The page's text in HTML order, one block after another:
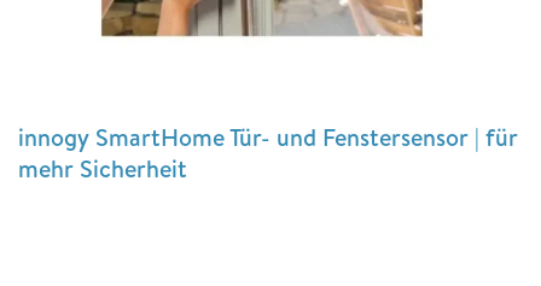
innogy SmartHome Tür- und Fenstersensor | für
mehr Sicherheit